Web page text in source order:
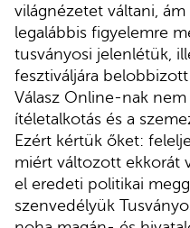
világnézetet váltani,
legalábbis figyelemre
tusványosi jelenlétük,
fesztiváljára
Válasz Online-nak
ítéletalkotás és a
Ezért kértük őket:
miért változott ekkorát
el eredeti politikai
szenvedélyük